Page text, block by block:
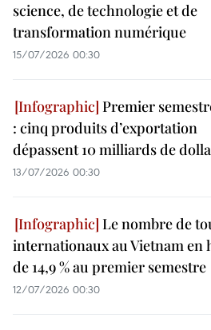
science, de technologie et de
transformation numérique
15/07/2026 00:30
Premier
: cinq produits d’exportation
dépassent 10 milliards de
13/07/2026 00:30
Le nombre de
internationaux au Vietnam en
de 14,9 % au premier semestre
12/07/2026 00:30